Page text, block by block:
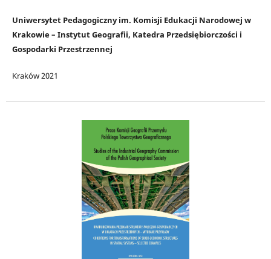
Uniwersytet Pedagogiczny im. Komisji Edukacji Narodowej w
Krakowie – Instytut Geografii, Katedra Przedsiębiorczości i
Gospodarki Przestrzennej
Kraków 2021